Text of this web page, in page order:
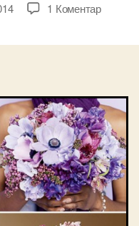
1 Коментардо
года